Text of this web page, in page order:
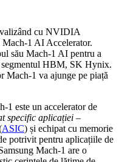
cu NVIDIA
Mach-1 AI Accelerator.
său Mach-1 AI pentru a
HBM, SK Hynix.
Mach-1 va ajunge pe piață
1 este un accelerator de
specific aplicației –
ASIC) și echipat cu memorie
potrivit pentru aplicațiile de
Mach-1 are o